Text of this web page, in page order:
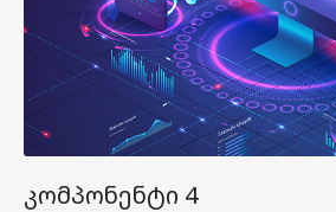
კომპონენტი 4